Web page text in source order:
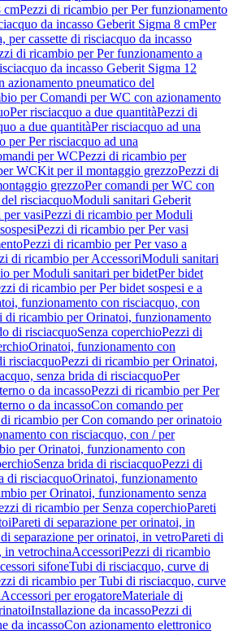
cmPezzi di ricambio per Per funzionamento
da incasso Geberit Sigma 8 cmPer
per cassette di risciacquo da incasso
di ricambio per Per funzionamento a
da incasso Geberit Sigma 12
azionamento pneumatico del
per Comandi per WC con azionamento
Per risciacquo a due quantitàPezzi di
a due quantitàPer risciacquo ad una
per Per risciacquo ad una
per WCPezzi di ricambio per
WCKit per il montaggio grezzoPezzi di
grezzoPer comandi per WC con
risciacquoModuli sanitari Geberit
vasiPezzi di ricambio per Moduli
Pezzi di ricambio per Per vasi
Pezzi di ricambio per Per vaso a
di ricambio per AccessoriModuli sanitari
per Moduli sanitari per bidetPer bidet
di ricambio per Per bidet sospesi e a
funzionamento con risciacquo, con
di ricambio per Orinatoi, funzionamento
di risciacquoSenza coperchioPezzi di
Orinatoi, funzionamento con
risciacquoPezzi di ricambio per Orinatoi,
senza brida di risciacquoPer
o da incassoPezzi di ricambio per Per
o da incassoCon comando per
ricambio per Con comando per orinatoio
con risciacquo, con / per
per Orinatoi, funzionamento con
Senza brida di risciacquoPezzi di
di risciacquoOrinatoi, funzionamento
per Orinatoi, funzionamento senza
di ricambio per Senza coperchioPareti
Pareti di separazione per orinatoi, in
separazione per orinatoi, in vetroPareti di
in vetrochinaAccessoriPezzi di ricambio
sifoneTubi di risciacquo, curve di
di ricambio per Tubi di risciacquo, curve
Accessori per erogatoreMateriale di
Installazione da incassoPezzi di
da incassoCon azionamento elettronico